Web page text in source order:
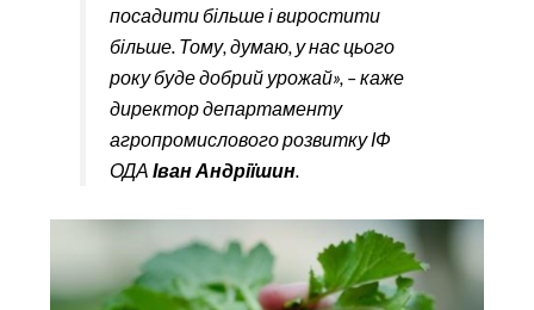
посадити більше і виростити
більше. Тому, думаю, у нас цього
року буде добрий урожай», – каже
директор департаменту
агропромислового розвитку ІФ
ОДА Іван Андріїшин.